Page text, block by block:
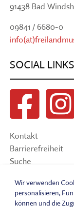
91438 Bad
09841 / 6680-0
SOCIAL
Kontakt
Barrierefreiheit
Suche
Impressum
Wir verwenden
personalisieren,
können und die